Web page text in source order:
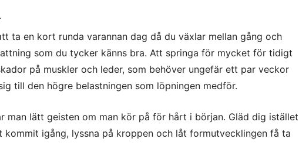
ta en kort runda varannan dag då du växlar mellan gång och
som du tycker känns bra. Att springa för mycket för tidigt
på muskler och leder, som behöver ungefär ett par veckor
till den högre belastningen som löpningen medför.
man lätt geisten om man kör på för hårt i början. Gläd dig istället
igång, lyssna på kroppen och låt formutvecklingen få ta